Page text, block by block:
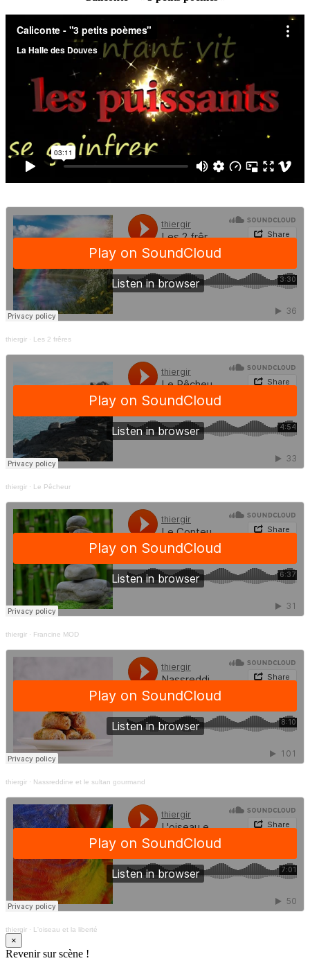
thiergir · Les 2 frêres
thiergir · Le Pêcheur
thiergir · Francine MOD
thiergir · Nassreddine et le sultan gourmand
thiergir · L'oiseau et la liberté
×
Revenir sur scène !